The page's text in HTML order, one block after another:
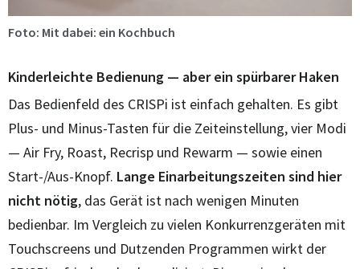
Foto: Mit dabei: ein Kochbuch
Kinderleichte Bedienung — aber ein spürbarer Haken
Das Bedienfeld des CRISPi ist einfach gehalten. Es gibt
Plus- und Minus-Tasten für die Zeiteinstellung, vier Modi
— Air Fry, Roast, Recrisp und Rewarm — sowie einen
Start-/Aus-Knopf. Lange Einarbeitungszeiten sind hier
nicht nötig, das Gerät ist nach wenigen Minuten
bedienbar. Im Vergleich zu vielen Konkurrenzgeräten mit
Touchscreens und Dutzenden Programmen wirkt der